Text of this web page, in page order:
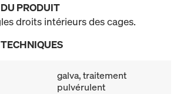
PRODUIT
droits intérieurs des cages.
galva, traitement
pulvérulent